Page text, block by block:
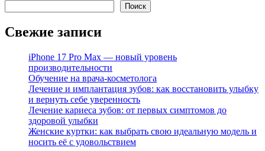
Поиск
Свежие записи
iPhone 17 Pro Max — новый уровень
производительности
Обучение на врача-косметолога
Лечение и имплантация зубов: как восстановить улыбку
и вернуть себе уверенность
Лечение кариеса зубов: от первых симптомов до
здоровой улыбки
Женские куртки: как выбрать свою идеальную модель и
носить её с удовольствием